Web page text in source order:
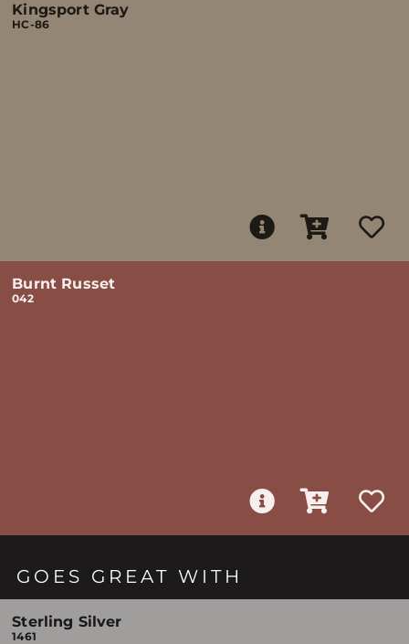
Kingsport Gray
HC-86
Burnt Russet
042
GOES GREAT WITH
Sterling Silver
1461